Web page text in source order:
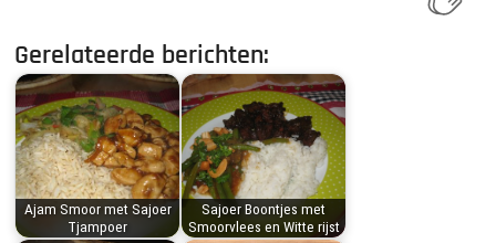
Gerelateerde berichten:
Ajam Smoor met Sajoer
Tjampoer
Sajoer Boontjes met
Smoorvlees en Witte rijst